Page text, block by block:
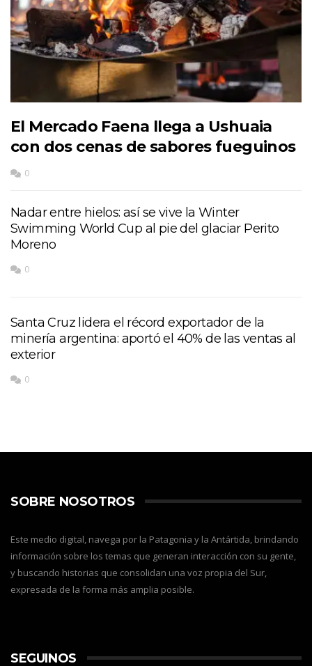
El Mercado Faena llega a Ushuaia
con dos cenas de sabores fueguinos
0
Nadar entre hielos: así se vive la Winter
Swimming World Cup al pie del glaciar Perito
Moreno
0
Santa Cruz lidera el récord exportador de la
minería argentina: aportó el 40% de las ventas al
exterior
0
SOBRE NOSOTROS
Este medio digital, navega por la Patagonia y la Antártida, brindando
información sobre los temas que generan interacción con su gente,
y buscando historias que consolidan una voz propia del Sur,
expresada de la forma más amplia posible.
SEGUINOS